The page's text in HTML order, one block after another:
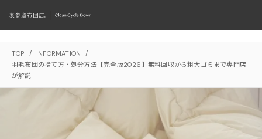
TOP / INFORMATION
/
羽毛布団の捨て方・処分方法【完全版2026】無料回収から粗大ゴミまで専門店
が解説